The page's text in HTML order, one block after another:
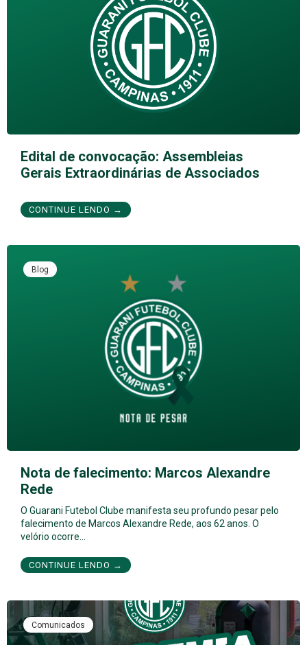
Edital de convocação: Assembleias
Gerais Extraordinárias de Associados
CONTINUE LENDO →
Blog
Nota de falecimento: Marcos Alexandre
Rede
O Guarani Futebol Clube manifesta seu profundo pesar pelo
falecimento de Marcos Alexandre Rede, aos 62 anos. O
velório ocorre…
CONTINUE LENDO →
Comunicados